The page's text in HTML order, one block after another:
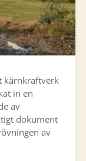
kärnkraftverk
in en
av
dokument
av